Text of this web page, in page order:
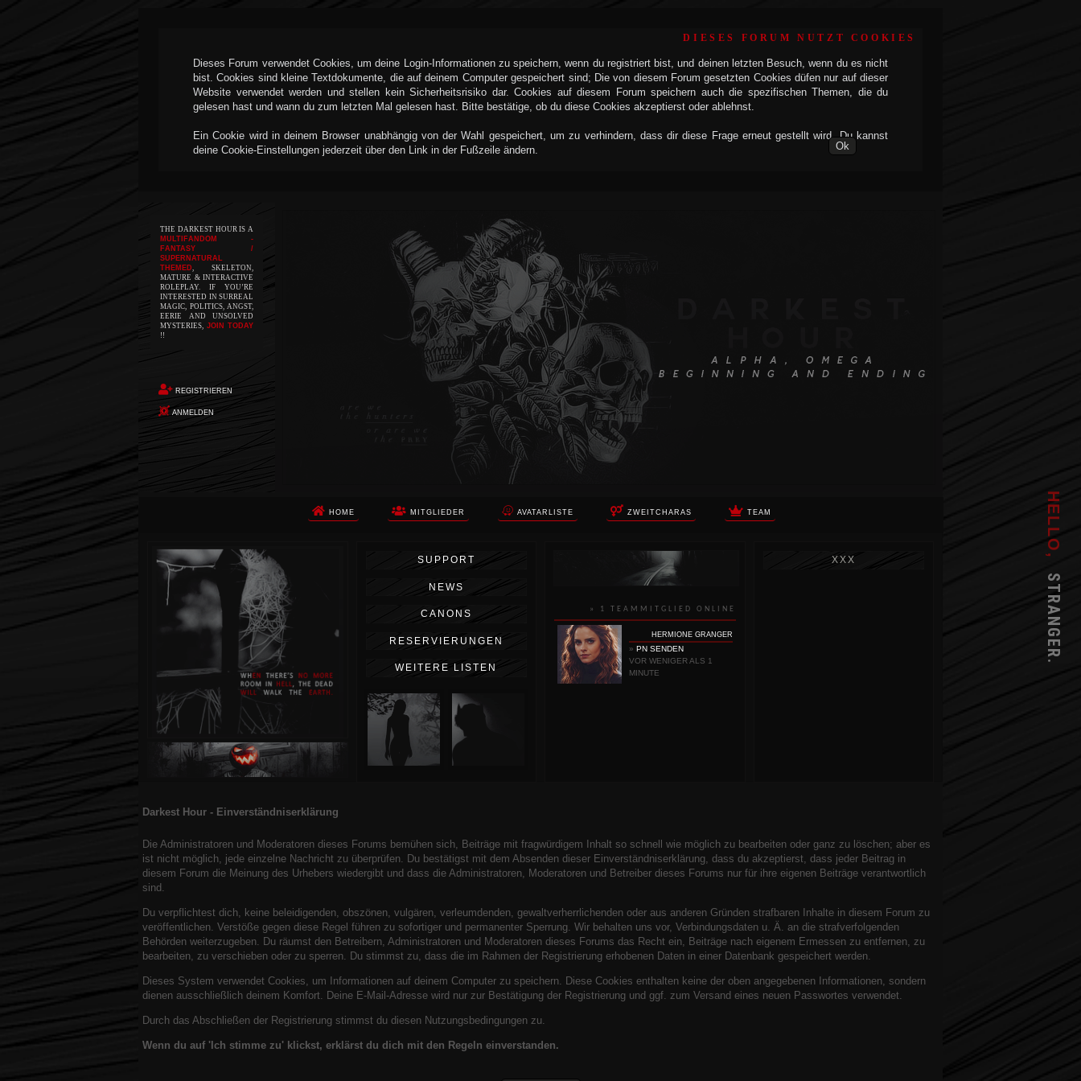
DIESES FORUM NUTZT COOKIES
Dieses Forum verwendet Cookies, um deine Login-Informationen zu speichern, wenn du registriert bist, und deinen letzten Besuch, wenn du es nicht
bist. Cookies sind kleine Textdokumente, die auf deinem Computer gespeichert sind; Die von diesem Forum gesetzten Cookies düfen nur auf dieser
Website verwendet werden und stellen kein Sicherheitsrisiko dar. Cookies auf diesem Forum speichern auch die spezifischen Themen, die du
gelesen hast und wann du zum letzten Mal gelesen hast. Bitte bestätige, ob du diese Cookies akzeptierst oder ablehnst.
Ein Cookie wird in deinem Browser unabhängig von der Wahl gespeichert, um zu verhindern, dass dir diese Frage erneut gestellt wird. Du kannst
deine Cookie-Einstellungen jederzeit über den Link in der Fußzeile ändern.
THE DARKEST HOUR IS A
MULTIFANDOM -
FANTASY /
SUPERNATURAL
THEMED, SKELETON,
MATURE & INTERACTIVE
ROLEPLAY. IF YOU’RE
INTERESTED IN SURREAL
MAGIC, POLITICS, ANGST,
EERIE AND UNSOLVED
MYSTERIES, JOIN TODAY
!!
REGISTRIEREN
ANMELDEN
HELLO,
STRANGER.
HOME MITGLIEDER AVATARLISTE ZWEITCHARAS TEAM
Die Apokalypse. Das ist das Wort,
das Ihnen in den Sinn kommt, als
Sie auf dem Boden aufwachen, Ihr
Körper schmerzt und Ihr Geist
wird von alptraumhaften
Erinnerungen überflutet. Vor
wenigen Augenblicken hatten Sie
noch ein ruhiges Leben geführt.
Dann begann die Erde unter Ihren
Füßen zu beben. Um Sie herum
stürzte alles ein. Die Berge
zerbrachen. Die Städte waren
nicht mehr. Die Ozeane
verschlangen alles. Tausende von
Menschen starben in weniger als
60 Sekunden. Dann wurde es
stockfinster. Aber jetzt sind Sie
hier und leben. Aber definitiv
Umgebung so viel von diesem
dass sie sich nicht mehr ähnelt?
Ein Blitz am Himmel lässt Sie den
Kopf heben und Ihnen wird klar,
dass Ihre Reise noch lange nicht
zu Ende ist.
SUPPORT
NEWS
CANONS
RESERVIERUNGEN
WEITERE LISTEN
» 1 TEAMMITGLIED ONLINE
HERMIONE GRANGER
» PN SENDEN
VOR WENIGER ALS 1
MINUTE
XXX
Darkest Hour - Einverständniserklärung
Die Administratoren und Moderatoren dieses Forums bemühen sich, Beiträge mit fragwürdigem Inhalt so schnell wie möglich zu bearbeiten oder ganz zu löschen; aber es
ist nicht möglich, jede einzelne Nachricht zu überprüfen. Du bestätigst mit dem Absenden dieser Einverständniserklärung, dass du akzeptierst, dass jeder Beitrag in
diesem Forum die Meinung des Urhebers wiedergibt und dass die Administratoren, Moderatoren und Betreiber dieses Forums nur für ihre eigenen Beiträge verantwortlich
sind.
Du verpflichtest dich, keine beleidigenden, obszönen, vulgären, verleumdenden, gewaltverherrlichenden oder aus anderen Gründen strafbaren Inhalte in diesem Forum zu
veröffentlichen. Verstöße gegen diese Regel führen zu sofortiger und permanenter Sperrung. Wir behalten uns vor, Verbindungsdaten u. Ä. an die strafverfolgenden
Behörden weiterzugeben. Du räumst den Betreibern, Administratoren und Moderatoren dieses Forums das Recht ein, Beiträge nach eigenem Ermessen zu entfernen, zu
bearbeiten, zu verschieben oder zu sperren. Du stimmst zu, dass die im Rahmen der Registrierung erhobenen Daten in einer Datenbank gespeichert werden.
Dieses System verwendet Cookies, um Informationen auf deinem Computer zu speichern. Diese Cookies enthalten keine der oben angegebenen Informationen, sondern
dienen ausschließlich deinem Komfort. Deine E-Mail-Adresse wird nur zur Bestätigung der Registrierung und ggf. zum Versand eines neuen Passwortes verwendet.
Durch das Abschließen der Registrierung stimmst du diesen Nutzungsbedingungen zu.
Wenn du auf 'Ich stimme zu' klickst, erklärst du dich mit den Regeln einverstanden.